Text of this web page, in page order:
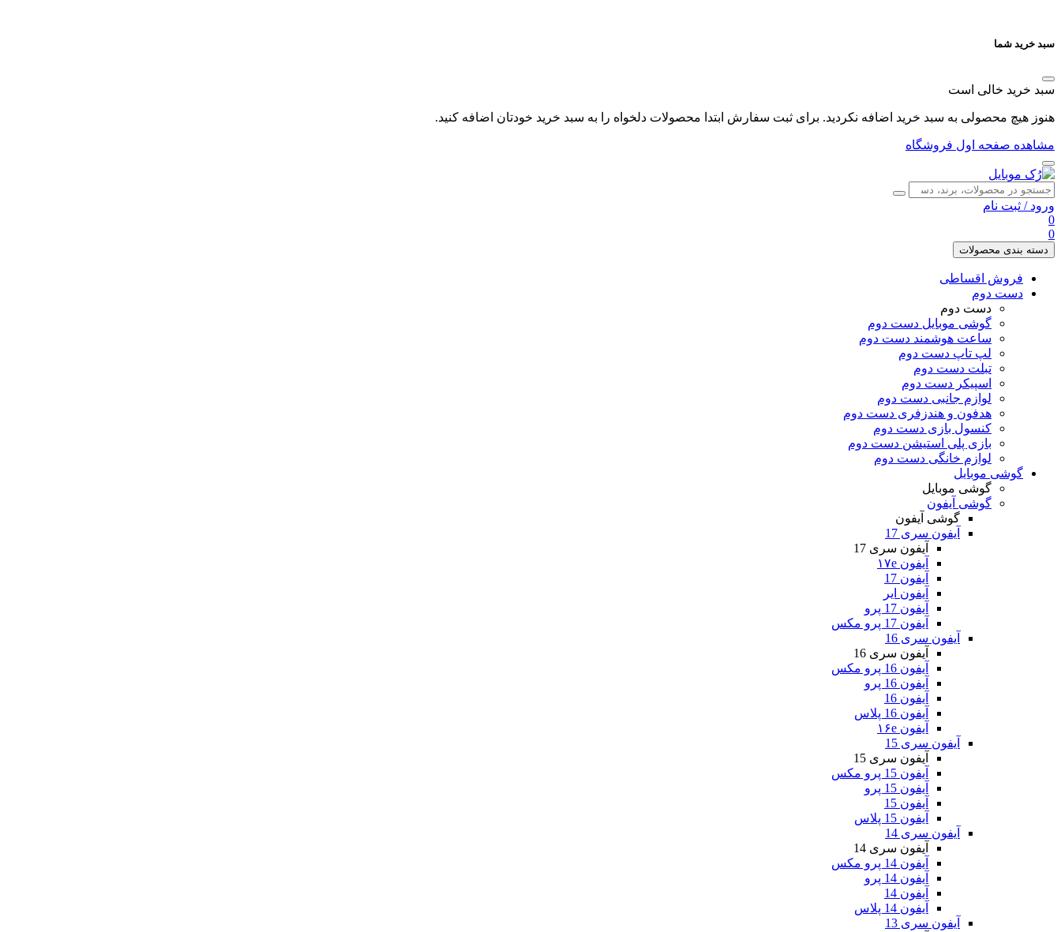
سبد خرید شما
سبد خرید خالی است
هنوز هیچ محصولی به سبد خرید اضافه نکردید. برای ثبت سفارش ابتدا محصولات دلخواه را به سبد خرید خودتان اضافه کنید.
مشاهده صفحه اول فروشگاه
ورود / ثبت نام
0
0
دسته بندی محصولات
فروش اقساطی
دست دوم
دست دوم
گوشی موبایل دست دوم
ساعت هوشمند دست دوم
لپ تاپ دست دوم
تبلت دست دوم
اسپیکر دست دوم
لوازم جانبی دست دوم
هدفون و هندزفری دست دوم
کنسول بازی دست دوم
بازی پلی استیشن دست دوم
لوازم خانگی دست دوم
گوشی موبایل
گوشی موبایل
گوشی آیفون
گوشی آیفون
آیفون سری 17
آیفون سری 17
آیفون ۱۷e
آیفون 17
آیفون ایر
آیفون 17 پرو
آیفون 17 پرو مکس
آیفون سری 16
آیفون سری 16
آیفون 16 پرو مکس
آیفون 16 پرو
آیفون 16
آیفون 16 پلاس
آیفون ۱۶e
آیفون سری 15
آیفون سری 15
آیفون 15 پرو مکس
آیفون 15 پرو
آیفون 15
آیفون 15 پلاس
آیفون سری 14
آیفون سری 14
آیفون 14 پرو مکس
آیفون 14 پرو
آیفون 14
آیفون 14 پلاس
آیفون سری 13